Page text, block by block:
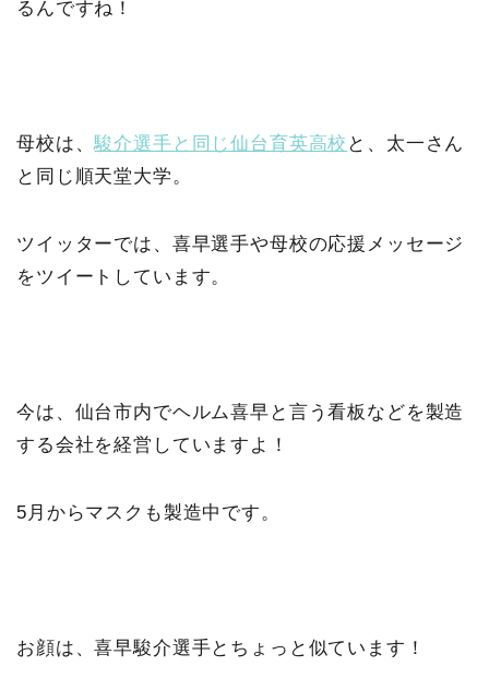
るんですね！
母校は、駿介選手と同じ仙台育英高校 と、太一さん
と同じ順天堂大学。
ツイッターでは、喜早選手や母校の応援メッセージ
をツイートしています。
今は、仙台市内でヘルム喜早と言う看板などを製造
する会社を経営していますよ！
5月からマスクも製造中です。
お顔は、喜早駿介選手とちょっと似ています！